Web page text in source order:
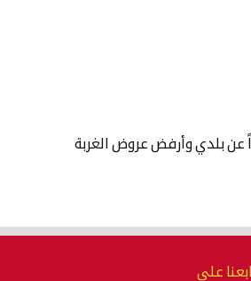
عن بلدي وأرفض عروض الغربة
على